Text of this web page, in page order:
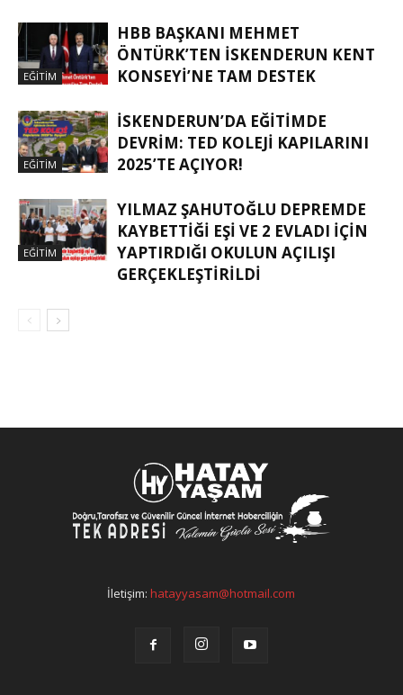
EĞITIM
HBB BAŞKANI MEHMET
ÖNTÜRK’TEN İSKENDERUN KENT
KONSEYI’NE TAM DESTEK
EĞITIM
İSKENDERUN’DA EĞITIMDE
DEVRIM: TED KOLEJI KAPILARINI
2025’TE AÇIYOR!
EĞITIM
YILMAZ ŞAHUTOĞLU DEPREMDE
KAYBETTIĞI EŞI VE 2 EVLADI IÇIN
YAPTIRDIĞI OKULUN AÇILIŞI
GERÇEKLEŞTIRILDI
İletişim:hatayyasam@hotmail.com